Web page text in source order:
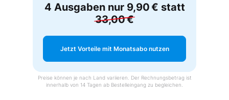
4 Ausgaben nur 9,90 € statt
33,00 €
Jetzt Vorteile mit Monatsabo nutzen
Preise können je nach Land variieren. Der Rechnungsbetrag ist
innerhalb von 14 Tagen ab Bestelleingang zu begleichen.